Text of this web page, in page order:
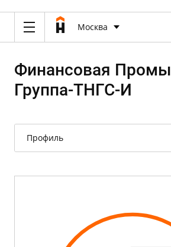
Москва
Финансовая
Группа-ТНГС-И
Профиль